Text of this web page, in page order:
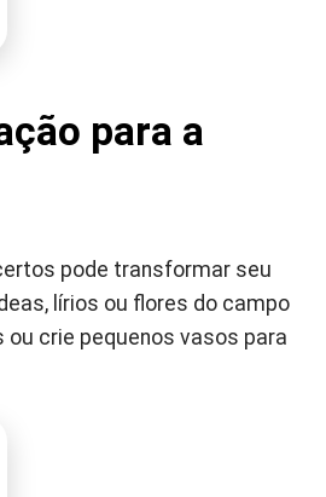
para a
pode transformar seu
lírios ou flores do campo
crie pequenos vasos para